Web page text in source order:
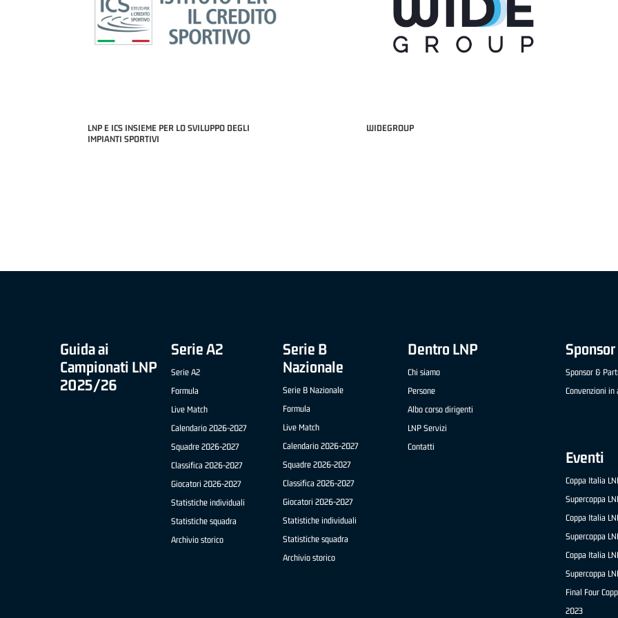
LNP E ICS INSIEME PER LO SVILUPPO DEGLI
IMPIANTI SPORTIVI
WIDEGROUP
Guida ai
Campionati LNP
2025/26
Serie A2
Serie A2
Formula
Live Match
Calendario 2026-2027
Squadre 2026-2027
Classifica 2026-2027
Giocatori 2026-2027
Statistiche individuali
Statistiche squadra
Archivio storico
Serie B
Nazionale
Serie B Nazionale
Formula
Live Match
Calendario 2026-2027
Squadre 2026-2027
Classifica 2026-2027
Giocatori 2026-2027
Statistiche individuali
Statistiche squadra
Archivio storico
Dentro LNP
Chi siamo
Persone
Albo corso dirigenti
LNP Servizi
Contatti
Sponsor &
Convenzioni in
Eventi
Coppa Italia
Supercoppa
Coppa Italia
Supercoppa
Coppa Italia
Supercoppa
Final Four
2023